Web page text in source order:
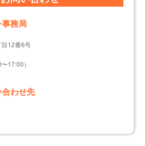
務局
12番6号
17:00）
わせ先